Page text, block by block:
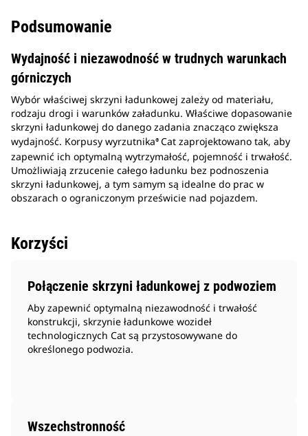
Podsumowanie
Wydajność i niezawodność w trudnych warunkach
górniczych
Wybór właściwej skrzyni ładunkowej zależy od materiału,
rodzaju drogi i warunków załadunku. Właściwe dopasowanie
skrzyni ładunkowej do danego zadania znacząco zwiększa
wydajność. Korpusy wyrzutnika® Cat zaprojektowano tak, aby
zapewnić ich optymalną wytrzymałość, pojemność i trwałość.
Umożliwiają zrzucenie całego ładunku bez podnoszenia
skrzyni ładunkowej, a tym samym są idealne do prac w
obszarach o ograniczonym prześwicie nad pojazdem.
Korzyści
Połączenie skrzyni ładunkowej z podwoziem
Aby zapewnić optymalną niezawodność i trwałość
konstrukcji, skrzynie ładunkowe wozideł
technologicznych Cat są przystosowywane do
określonego podwozia.
Wszechstronność